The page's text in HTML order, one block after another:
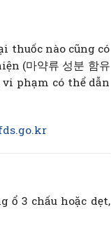
thuốc nào cũng có
(마약류 성분 함유
vi phạm có thể dẫn
ổ 3 chấu hoặc dẹt,